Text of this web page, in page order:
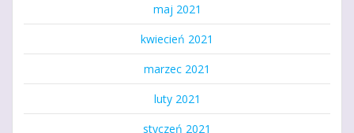
maj 2021
kwiecień 2021
marzec 2021
luty 2021
styczeń 2021